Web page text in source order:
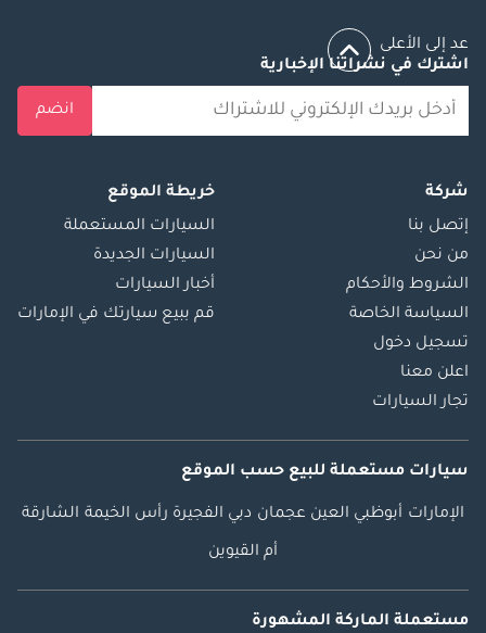
عد إلى الأعلى
اشترك في نشراتنا الإخبارية
انضم
شركة
إتصل بنا
من نحن
الشروط والأحكام
السياسة الخاصة
تسجيل دخول
اعلن معنا
تجار السيارات
خريطة الموقع
السيارات المستعملة
السيارات الجديدة
أخبار السيارات
قم ببيع سيارتك في الإمارات
سيارات مستعملة للبيع حسب الموقع
الإمارات أبوظبي العين عجمان دبي الفجيرة رأس الخيمة الشارقة
أم القيوين
مستعملة الماركة المشهورة